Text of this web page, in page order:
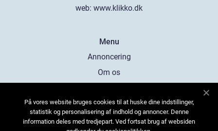
web: www.klikko.dk
Menu
Annoncering
Om os
Kontakt os
Sitemap
På vores website bruges cookies til at huske dine indstillinger,
statistik og personalisering af indhold og annoncer. Denne
information deles med tredjepart. Ved fortsat brug af websiden